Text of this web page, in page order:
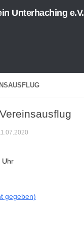
Unterhaching e.V.
Uhr
gegeben)